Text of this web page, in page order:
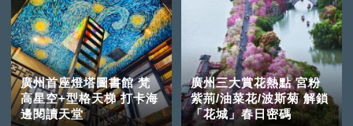
廣州首座燈塔圖書館 梵
高星空+型格天梯 打卡海
邊閱讀天堂
廣州三大賞花熱點 宮粉
紫荊/油菜花/波斯菊 解鎖
「花城」春日密碼